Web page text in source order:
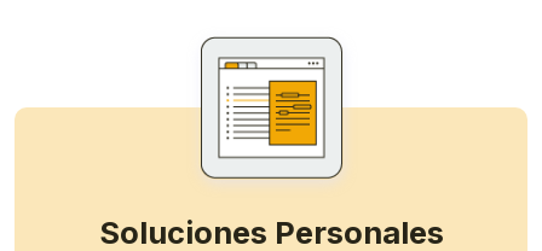
Soluciones Personales